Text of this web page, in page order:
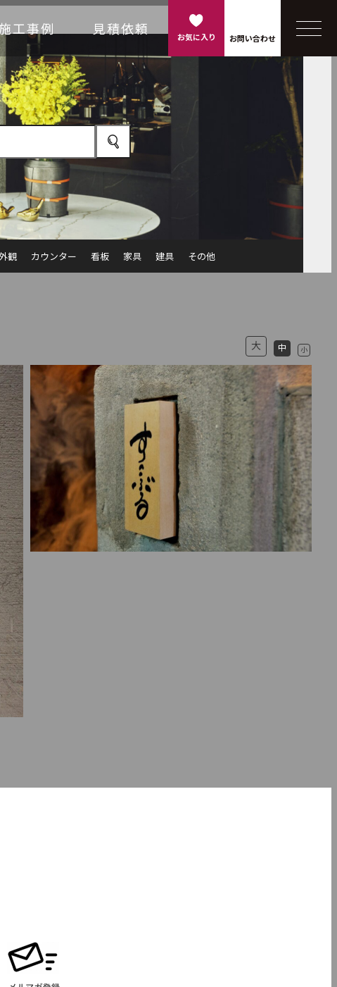
施工事例 見積依頼
お気に入り お問い合わせ
観 カウンター 看板 家具 建具 その他
大 中 小